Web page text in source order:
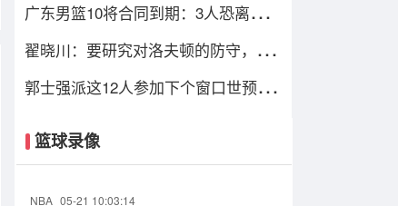
广东男篮10将合同到期：3人恐离队，
翟晓川：要研究对洛夫顿的防守，G2
郭士强派这12人参加下个窗口世预
篮球录像
NBA 05-21 10:03:14